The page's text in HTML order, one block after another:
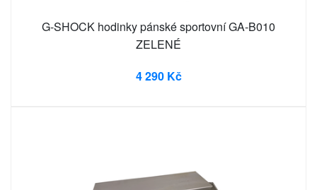
G-SHOCK hodinky pánské sportovní GA-B010
ZELENÉ
4 290 Kč